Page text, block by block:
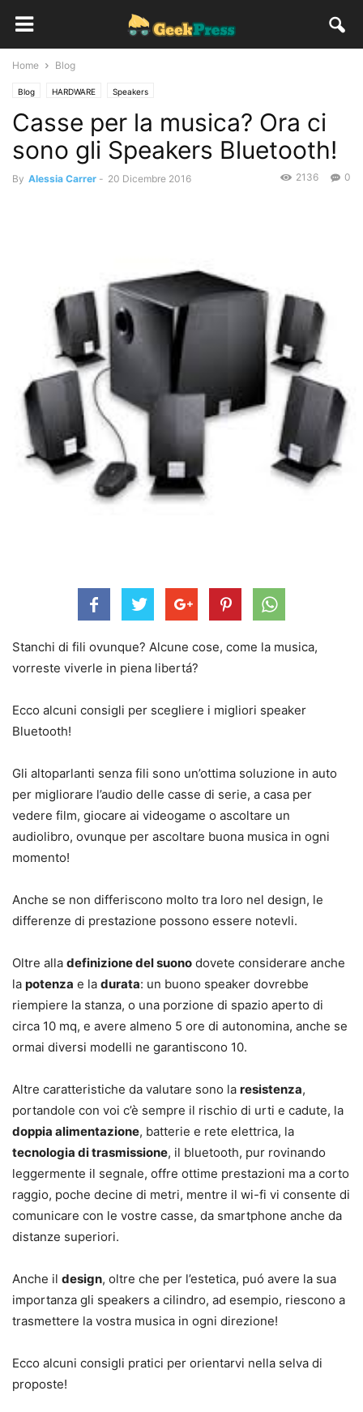
Home Blog
Blog HARDWARE Speakers
Casse per la musica? Ora ci
sono gli Speakers Bluetooth!
By Alessia Carrer - 20 Dicembre 2016 0
2136
Stanchi di fili ovunque? Alcune cose, come la musica,
vorreste viverle in piena libertá?
Ecco alcuni consigli per scegliere i migliori speaker
Bluetooth!
Gli altoparlanti senza fili sono un’ottima soluzione in auto
per migliorare l’audio delle casse di serie, a casa per
vedere film, giocare ai videogame o ascoltare un
audiolibro, ovunque per ascoltare buona musica in ogni
momento!
Anche se non differiscono molto tra loro nel design, le
differenze di prestazione possono essere notevli.
Oltre alla definizione del suono dovete considerare anche
la potenza e la durata: un buono speaker dovrebbe
riempiere la stanza, o una porzione di spazio aperto di
circa 10 mq, e avere almeno 5 ore di autonomina, anche se
ormai diversi modelli ne garantiscono 10.
Altre caratteristiche da valutare sono la resistenza,
portandole con voi c’è sempre il rischio di urti e cadute, la
doppia alimentazione, batterie e rete elettrica, la
tecnologia di trasmissione, il bluetooth, pur rovinando
leggermente il segnale, offre ottime prestazioni ma a corto
raggio, poche decine di metri, mentre il wi-fi vi consente di
comunicare con le vostre casse, da smartphone anche da
distanze superiori.
Anche il design, oltre che per l’estetica, puó avere la sua
importanza gli speakers a cilindro, ad esempio, riescono a
trasmettere la vostra musica in ogni direzione!
Ecco alcuni consigli pratici per orientarvi nella selva di
proposte!